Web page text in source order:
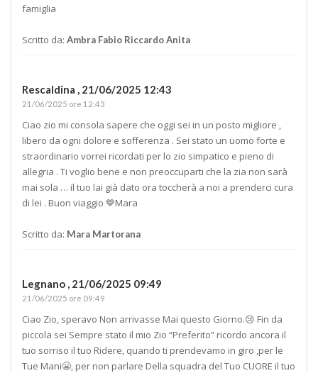
famiglia
Scritto da: Ambra Fabio Riccardo Anita
Rescaldina , 21/06/2025 12:43
21/06/2025 ore 12:43
Ciao zio mi consola sapere che oggi sei in un posto migliore ,
libero da ogni dolore e sofferenza . Sei stato un uomo forte e
straordinario vorrei ricordati per lo zio simpatico e pieno di
allegria . Ti voglio bene e non preoccuparti che la zia non sarà
mai sola … il tuo lai già dato ora toccherà a noi a prenderci cura
di lei . Buon viaggio 💙Mara
Scritto da: Mara Martorana
Legnano , 21/06/2025 09:49
21/06/2025 ore 09:49
Ciao Zio, speravo Non arrivasse Mai questo Giorno.😢 Fin da
piccola sei Sempre stato il mio Zio “Preferito” ricordo ancora il
tuo sorriso il tuo Ridere, quando ti prendevamo in giro ,per le
Tue Mani😬, per non parlare Della squadra del Tuo CUORE il tuo